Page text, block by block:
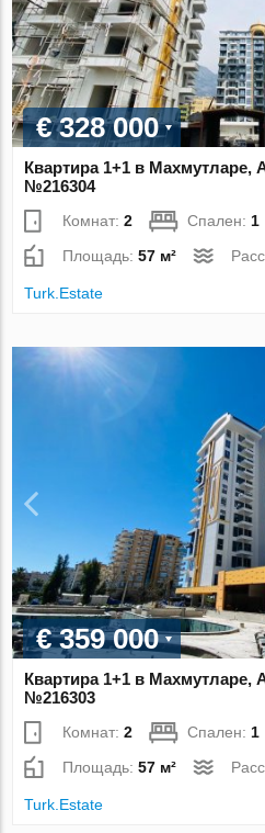
€ 328 000
Квартира 1+1 в Махмутларе,
№216304
Комнат:2 Спален: 1
Площадь:57 м²
Turk.Estate
€ 359 000
Квартира 1+1 в Махмутларе,
№216303
Комнат:2 Спален: 1
Площадь:57 м²
Turk.Estate